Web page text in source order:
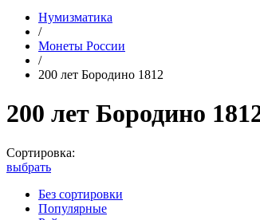
Нумизматика
/
Монеты России
/
200 лет Бородино 1812
200 лет Бородино
Сортировка:
выбрать
Без сортировки
Популярные